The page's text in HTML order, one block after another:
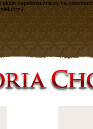
akcja zapalania zniczy na